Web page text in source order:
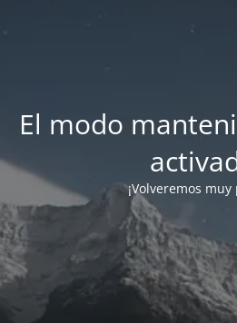
El modo
¡Volveremos